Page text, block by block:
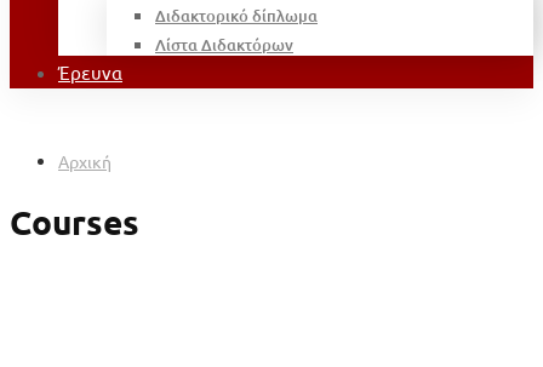
Διδακτορικό δίπλωμα
Λίστα Διδακτόρων
Έρευνα
Αρχική
Courses